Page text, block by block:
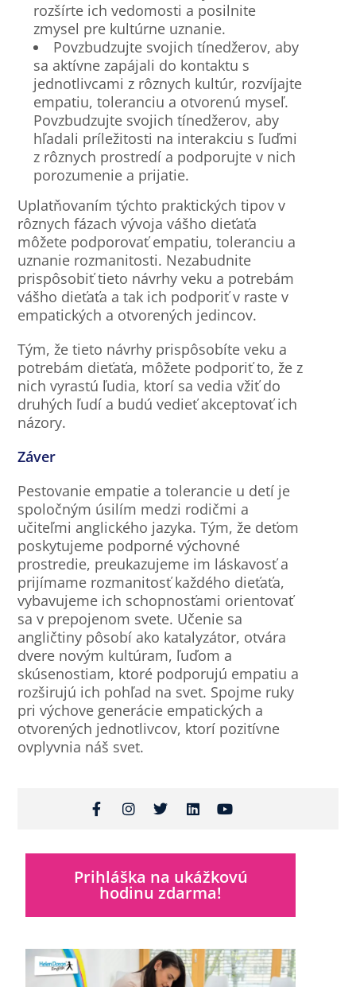
rozšírte ich vedomosti a posilnite
zmysel pre kultúrne uznanie.
Povzbudzujte svojich tínedžerov, aby
sa aktívne zapájali do kontaktu s
jednotlivcami z rôznych kultúr, rozvíjajte
empatiu, toleranciu a otvorenú myseľ.
Povzbudzujte svojich tínedžerov, aby
hľadali príležitosti na interakciu s ľuďmi
z rôznych prostredí a podporujte v nich
porozumenie a prijatie.
Uplatňovaním týchto praktických tipov v
rôznych fázach vývoja vášho dieťaťa
môžete podporovať empatiu, toleranciu a
uznanie rozmanitosti. Nezabudnite
prispôsobiť tieto návrhy veku a potrebám
vášho dieťaťa a tak ich podporiť v raste v
empatických a otvorených jedincov.
Tým, že tieto návrhy prispôsobíte veku a
potrebám dieťaťa, môžete podporiť to, že z
nich vyrastú ľudia, ktorí sa vedia vžiť do
druhých ľudí a budú vedieť akceptovať ich
názory.
Záver
Pestovanie empatie a tolerancie u detí je
spoločným úsilím medzi rodičmi a
učiteľmi anglického jazyka. Tým, že deťom
poskytujeme podporné výchovné
prostredie, preukazujeme im láskavosť a
prijímame rozmanitosť každého dieťaťa,
vybavujeme ich schopnosťami orientovať
sa v prepojenom svete. Učenie sa
angličtiny pôsobí ako katalyzátor, otvára
dvere novým kultúram, ľuďom a
skúsenostiam, ktoré podporujú empatiu a
rozširujú ich pohľad na svet. Spojme ruky
pri výchove generácie empatických a
otvorených jednotlivcov, ktorí pozitívne
ovplyvnia náš svet.
Prihláška na ukážkovú
hodinu zdarma!